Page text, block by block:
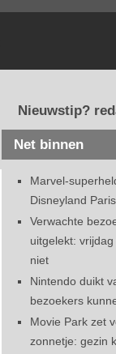
Nieuwstip?
Net binnen
Marvel-
Disneyland
Verwachte
uitgelekt:
niet
Nintendo duikt
bezoekers
Movie Park zet
zonnetje: gezin